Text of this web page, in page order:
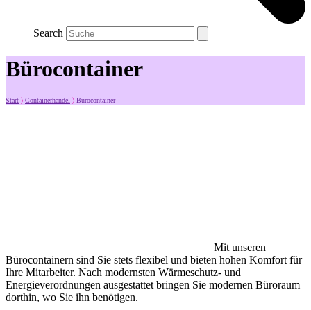
Search
Bürocontainer
Start 〉 Containerhandel 〉 Bürocontainer
Mit unseren
Bürocontainern sind Sie stets flexibel und bieten hohen Komfort für
Ihre Mitarbeiter. Nach modernsten Wärmeschutz- und
Energieverordnungen ausgestattet bringen Sie modernen Büroraum
dorthin, wo Sie ihn benötigen.